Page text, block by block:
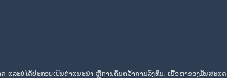
ແລະບໍ່ໄດ້ປະກອບເປັນຄໍາແນະນໍາ ຫຼືການຄົ້ນຄວ້າການລົງທຶນ. ເນື້ອຫາຂອງມັນສະແດ